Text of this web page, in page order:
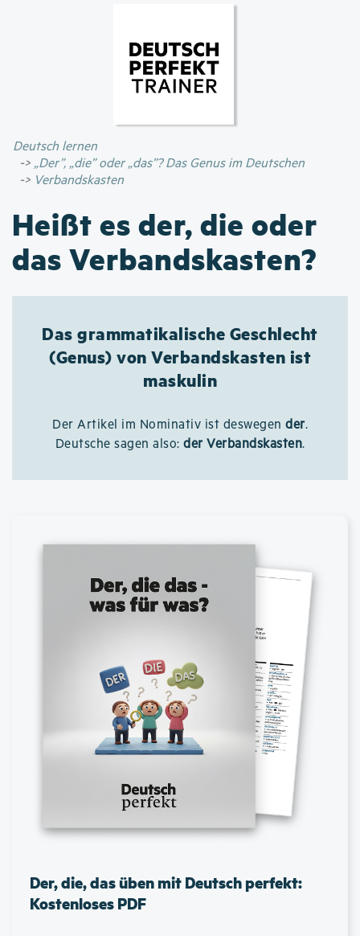
Inhalt
Deutsch lernen
„Der”, „die” oder „das”? Das Genus im Deutschen
Verbandskasten
Heißt es der, die oder
das Verbandskasten?
Das grammatikalische Geschlecht
(Genus) von Verbandskasten ist
maskulin
Der Artikel im Nominativ ist deswegen der.
Deutsche sagen also: der Verbandskasten.
Der, die, das üben mit Deutsch perfekt:
Kostenloses PDF